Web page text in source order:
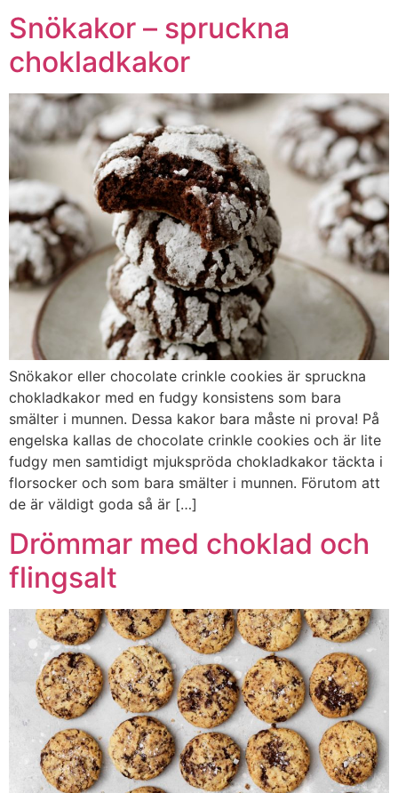
Snökakor – spruckna
chokladkakor
Snökakor eller chocolate crinkle cookies är spruckna
chokladkakor med en fudgy konsistens som bara
smälter i munnen. Dessa kakor bara måste ni prova! På
engelska kallas de chocolate crinkle cookies och är lite
fudgy men samtidigt mjukspröda chokladkakor täckta i
florsocker och som bara smälter i munnen. Förutom att
de är väldigt goda så är […]
Drömmar med choklad och
flingsalt